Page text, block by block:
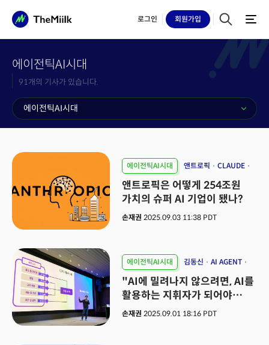
로그인 회원가입
에이전틱AI시대
91개의 기사가 있습니다.
에이전틱AI시대
에이전틱AI시대 앤트로픽
CLAUDE
다리오 아모데이
앤트로픽은 어떻게 254조원
가치의 슈퍼 AI 기업이 됐나?
손재권 2025.09.03 11:38 PDT
에이전틱AI시대 김동신
AI AGENT
AX
"AI에 밀려나지 않으려면, AI를
활용하는 지휘자가 되어야
한다"
손재권 2025.09.01 18:16 PDT